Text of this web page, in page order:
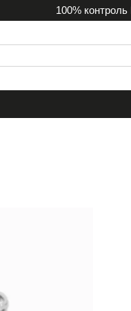
100% контроль